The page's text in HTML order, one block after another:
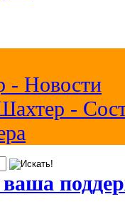
- Новости
-